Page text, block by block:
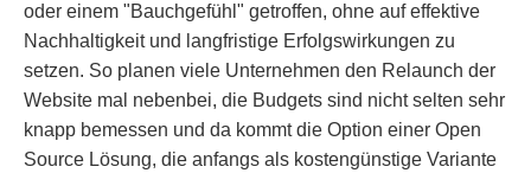
oder einem "Bauchgefühl" getroffen, ohne auf effektive
Nachhaltigkeit und langfristige Erfolgswirkungen zu
setzen. So planen viele Unternehmen den Relaunch der
Website mal nebenbei, die Budgets sind nicht selten sehr
knapp bemessen und da kommt die Option einer Open
Source Lösung, die anfangs als kostengünstige Variante